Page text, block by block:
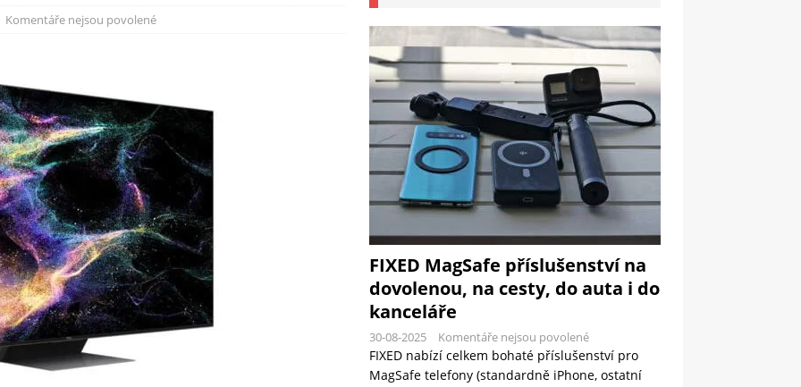
Komentáře nejsou povolené
FIXED MagSafe příslušenství na
dovolenou, na cesty, do auta i do
kanceláře
30-08-2025 Komentáře nejsou povolené
FIXED nabízí celkem bohaté příslušenství pro
MagSafe telefony (standardně iPhone, ostatní